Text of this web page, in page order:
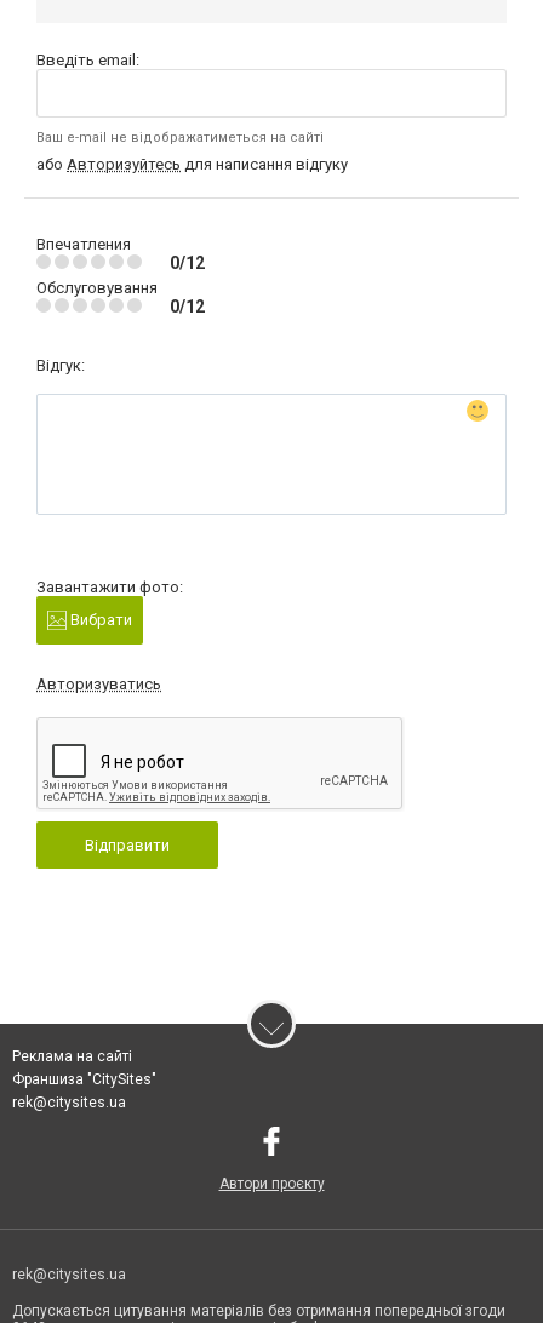
Введіть email:
Ваш e-mail не відображатиметься на сайті
або Авторизуйтесь для написання відгуку
Впечатления
0/12
Обслуговування
0/12
Відгук:
Завантажити фото:
Вибрати
Авторизуватись
Відправити
Реклама на сайті
Франшиза "CitySites"
rek@citysites.ua
Автори проєкту
rek@citysites.ua
Допускається цитування матеріалів без отримання попередньої згоди